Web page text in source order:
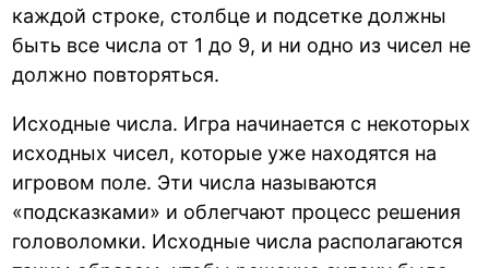
каждой строке, столбце и подсетке должны
быть все числа от 1 до 9, и ни одно из чисел не
должно повторяться.
Исходные числа. Игра начинается с некоторых
исходных чисел, которые уже находятся на
игровом поле. Эти числа называются
«подсказками» и облегчают процесс решения
головоломки. Исходные числа располагаются